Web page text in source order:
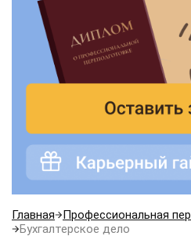
Главная
Профессиональная
Бухгалтерское дело